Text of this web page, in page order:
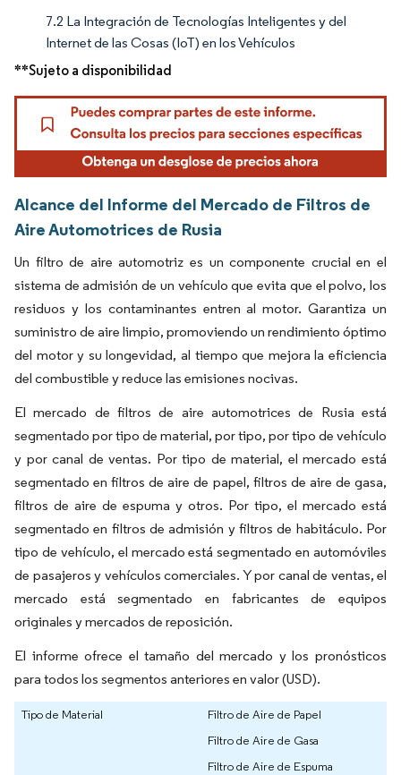
7.2 La Integración de Tecnologías Inteligentes y del
Internet de las Cosas (IoT) en los Vehículos
**Sujeto a disponibilidad
Alcance del Informe del Mercado de Filtros de
Aire Automotrices de Rusia
Un filtro de aire automotriz es un componente crucial en el
sistema de admisión de un vehículo que evita que el polvo, los
residuos y los contaminantes entren al motor. Garantiza un
suministro de aire limpio, promoviendo un rendimiento óptimo
del motor y su longevidad, al tiempo que mejora la eficiencia
del combustible y reduce las emisiones nocivas.
El mercado de filtros de aire automotrices de Rusia está
segmentado por tipo de material, por tipo, por tipo de vehículo
y por canal de ventas. Por tipo de material, el mercado está
segmentado en filtros de aire de papel, filtros de aire de gasa,
filtros de aire de espuma y otros. Por tipo, el mercado está
segmentado en filtros de admisión y filtros de habitáculo. Por
tipo de vehículo, el mercado está segmentado en automóviles
de pasajeros y vehículos comerciales. Y por canal de ventas, el
mercado está segmentado en fabricantes de equipos
originales y mercados de reposición.
El informe ofrece el tamaño del mercado y los pronósticos
para todos los segmentos anteriores en valor (USD).
Tipo de Material
Filtro de Aire de Papel
Filtro de Aire de Gasa
Filtro de Aire de Espuma